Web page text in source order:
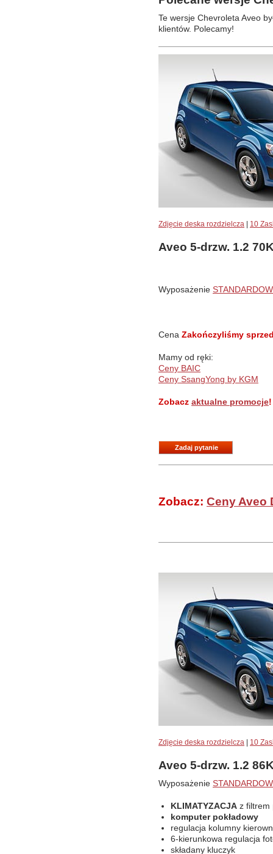
Te wersje Chevroleta Aveo
klientów. Polecamy!
Zdjęcie deska rozdzielcza 10
Aveo 5-drzw. 1.2
Wyposażenie
Cena Zakończyliśmy
Mamy od ręki:
Ceny BAIC
Ceny SsangYong by KGM
Zobacz aktualne promocje!
Zadaj pytanie
Zobacz: Ceny Aveo
Zdjęcie deska rozdzielcza 10
Aveo 5-drzw. 1.2
Wyposażenie
KLIMATYZACJA z filtrem
komputer pokładowy
regulacja kolumny
6-kierunkowa regulacja
składany kluczyk